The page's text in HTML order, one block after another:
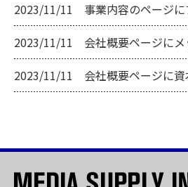
2023/11/11 事業内容のページに
2023/11/11 会社概要ページにメ
2023/11/11 会社概要ページに資